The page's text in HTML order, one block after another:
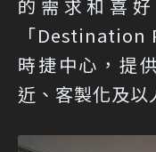
的需求和喜
「Destination
時捷中心，提
近、客製化及以